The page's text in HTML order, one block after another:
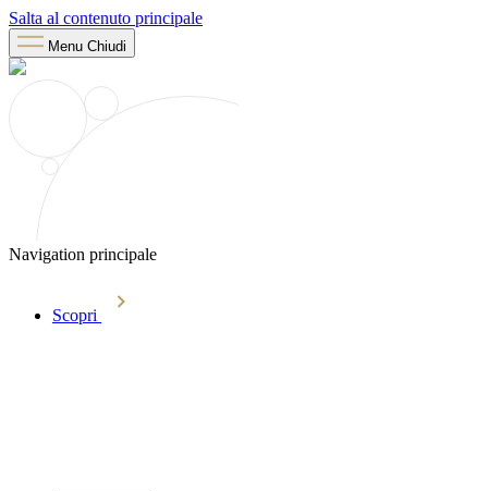
Salta al contenuto principale
Menu Chiudi
Navigation principale
Scopri